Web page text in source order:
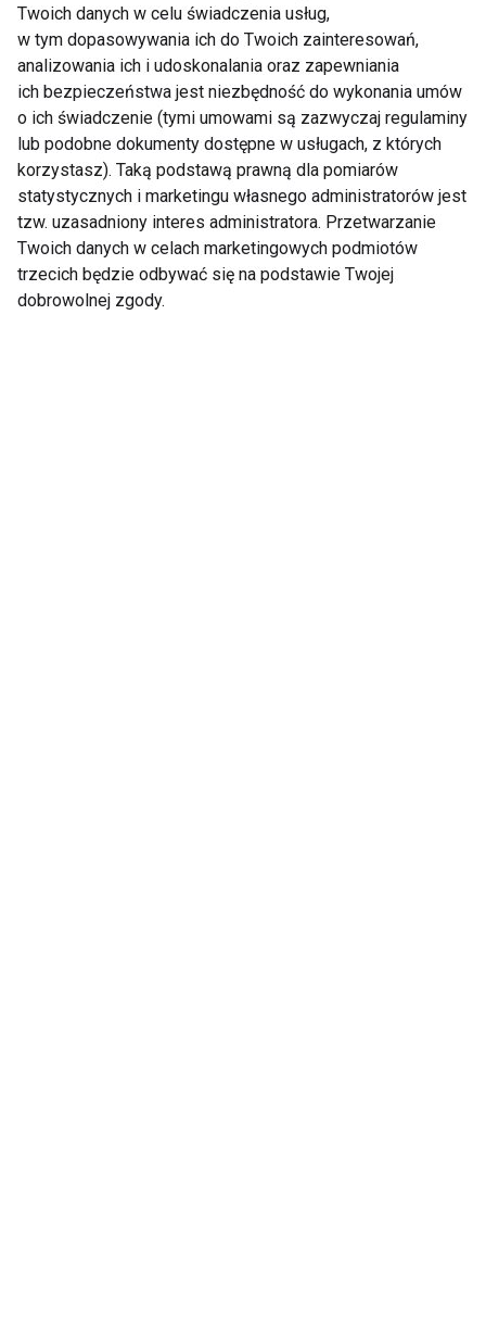
Spodnie Reima - idealne na
zimowy spacer
Zdrowa dieta dziecka -
noworoczne postanowienia
rodziców
Aktywna rodzina jesienią
Twoich danych w celu świadczenia usług,
w tym dopasowywania ich do Twoich zainteresowań,
analizowania ich i udoskonalania oraz zapewniania
ich bezpieczeństwa jest niezbędność do wykonania umów
o ich świadczenie (tymi umowami są zazwyczaj regulaminy
lub podobne dokumenty dostępne w usługach, z których
korzystasz). Taką podstawą prawną dla pomiarów
statystycznych i marketingu własnego administratorów jest
tzw. uzasadniony interes administratora. Przetwarzanie
Twoich danych w celach marketingowych podmiotów
trzecich będzie odbywać się na podstawie Twojej
dobrowolnej zgody.